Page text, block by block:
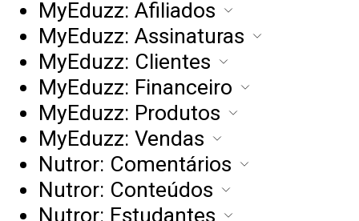
MyEduzz: Afiliados
MyEduzz: Assinaturas
MyEduzz: Clientes
MyEduzz: Financeiro
MyEduzz: Produtos
MyEduzz: Vendas
Nutror: Comentários
Nutror: Conteúdos
Nutror: Estudantes